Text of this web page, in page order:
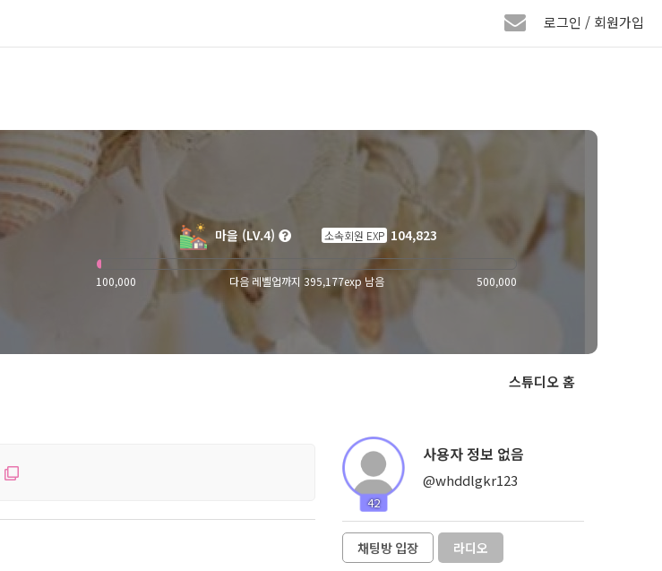
로그인 / 회원가입
마을 (LV.4) 소속회원 EXP 104,823
100,000 다음 레벨업까지 395,177exp 남음 500,000
스튜디오 홈
42
사용자 정보 없음
@whddlgkr123
채팅방 입장 라디오